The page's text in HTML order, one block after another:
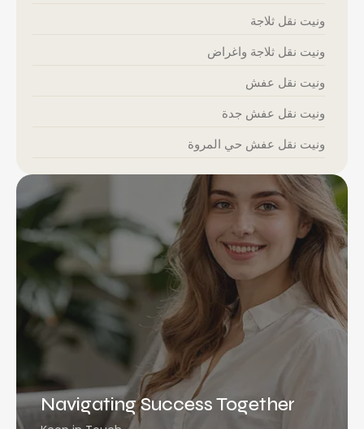
ونيت نقل ثلاجة
ونيت نقل ثلاجة واغراض
ونيت نقل عفش
ونيت نقل عفش جدة
ونيت نقل عفش حي المروة
Navigating Success Together